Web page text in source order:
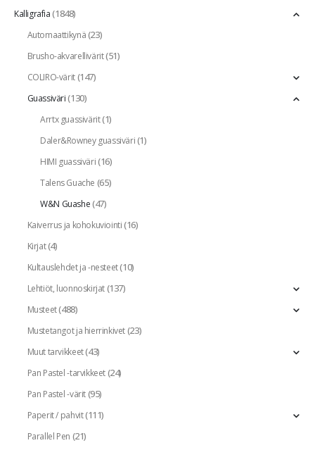
Kalligrafia(1848)
Automaattikynä(23)
Brusho-akvarellivärit(51)
COLIRO-värit(147)
Guassiväri(130)
Arrtx guassivärit(1)
Daler&Rowney guassiväri(1)
HIMI guassiväri(16)
Talens Guache (65)
W&N Guashe(47)
Kaiverrus ja kohokuviointi(16)
Kirjat(4)
Kultauslehdet ja -nesteet(10)
Lehtiöt, luonnoskirjat(137)
Musteet(488)
Mustetangot ja hierrinkivet(23)
Muut tarvikkeet(43)
Pan Pastel -tarvikkeet(24)
Pan Pastel -värit(95)
Paperit / pahvit(111)
Parallel Pen (21)